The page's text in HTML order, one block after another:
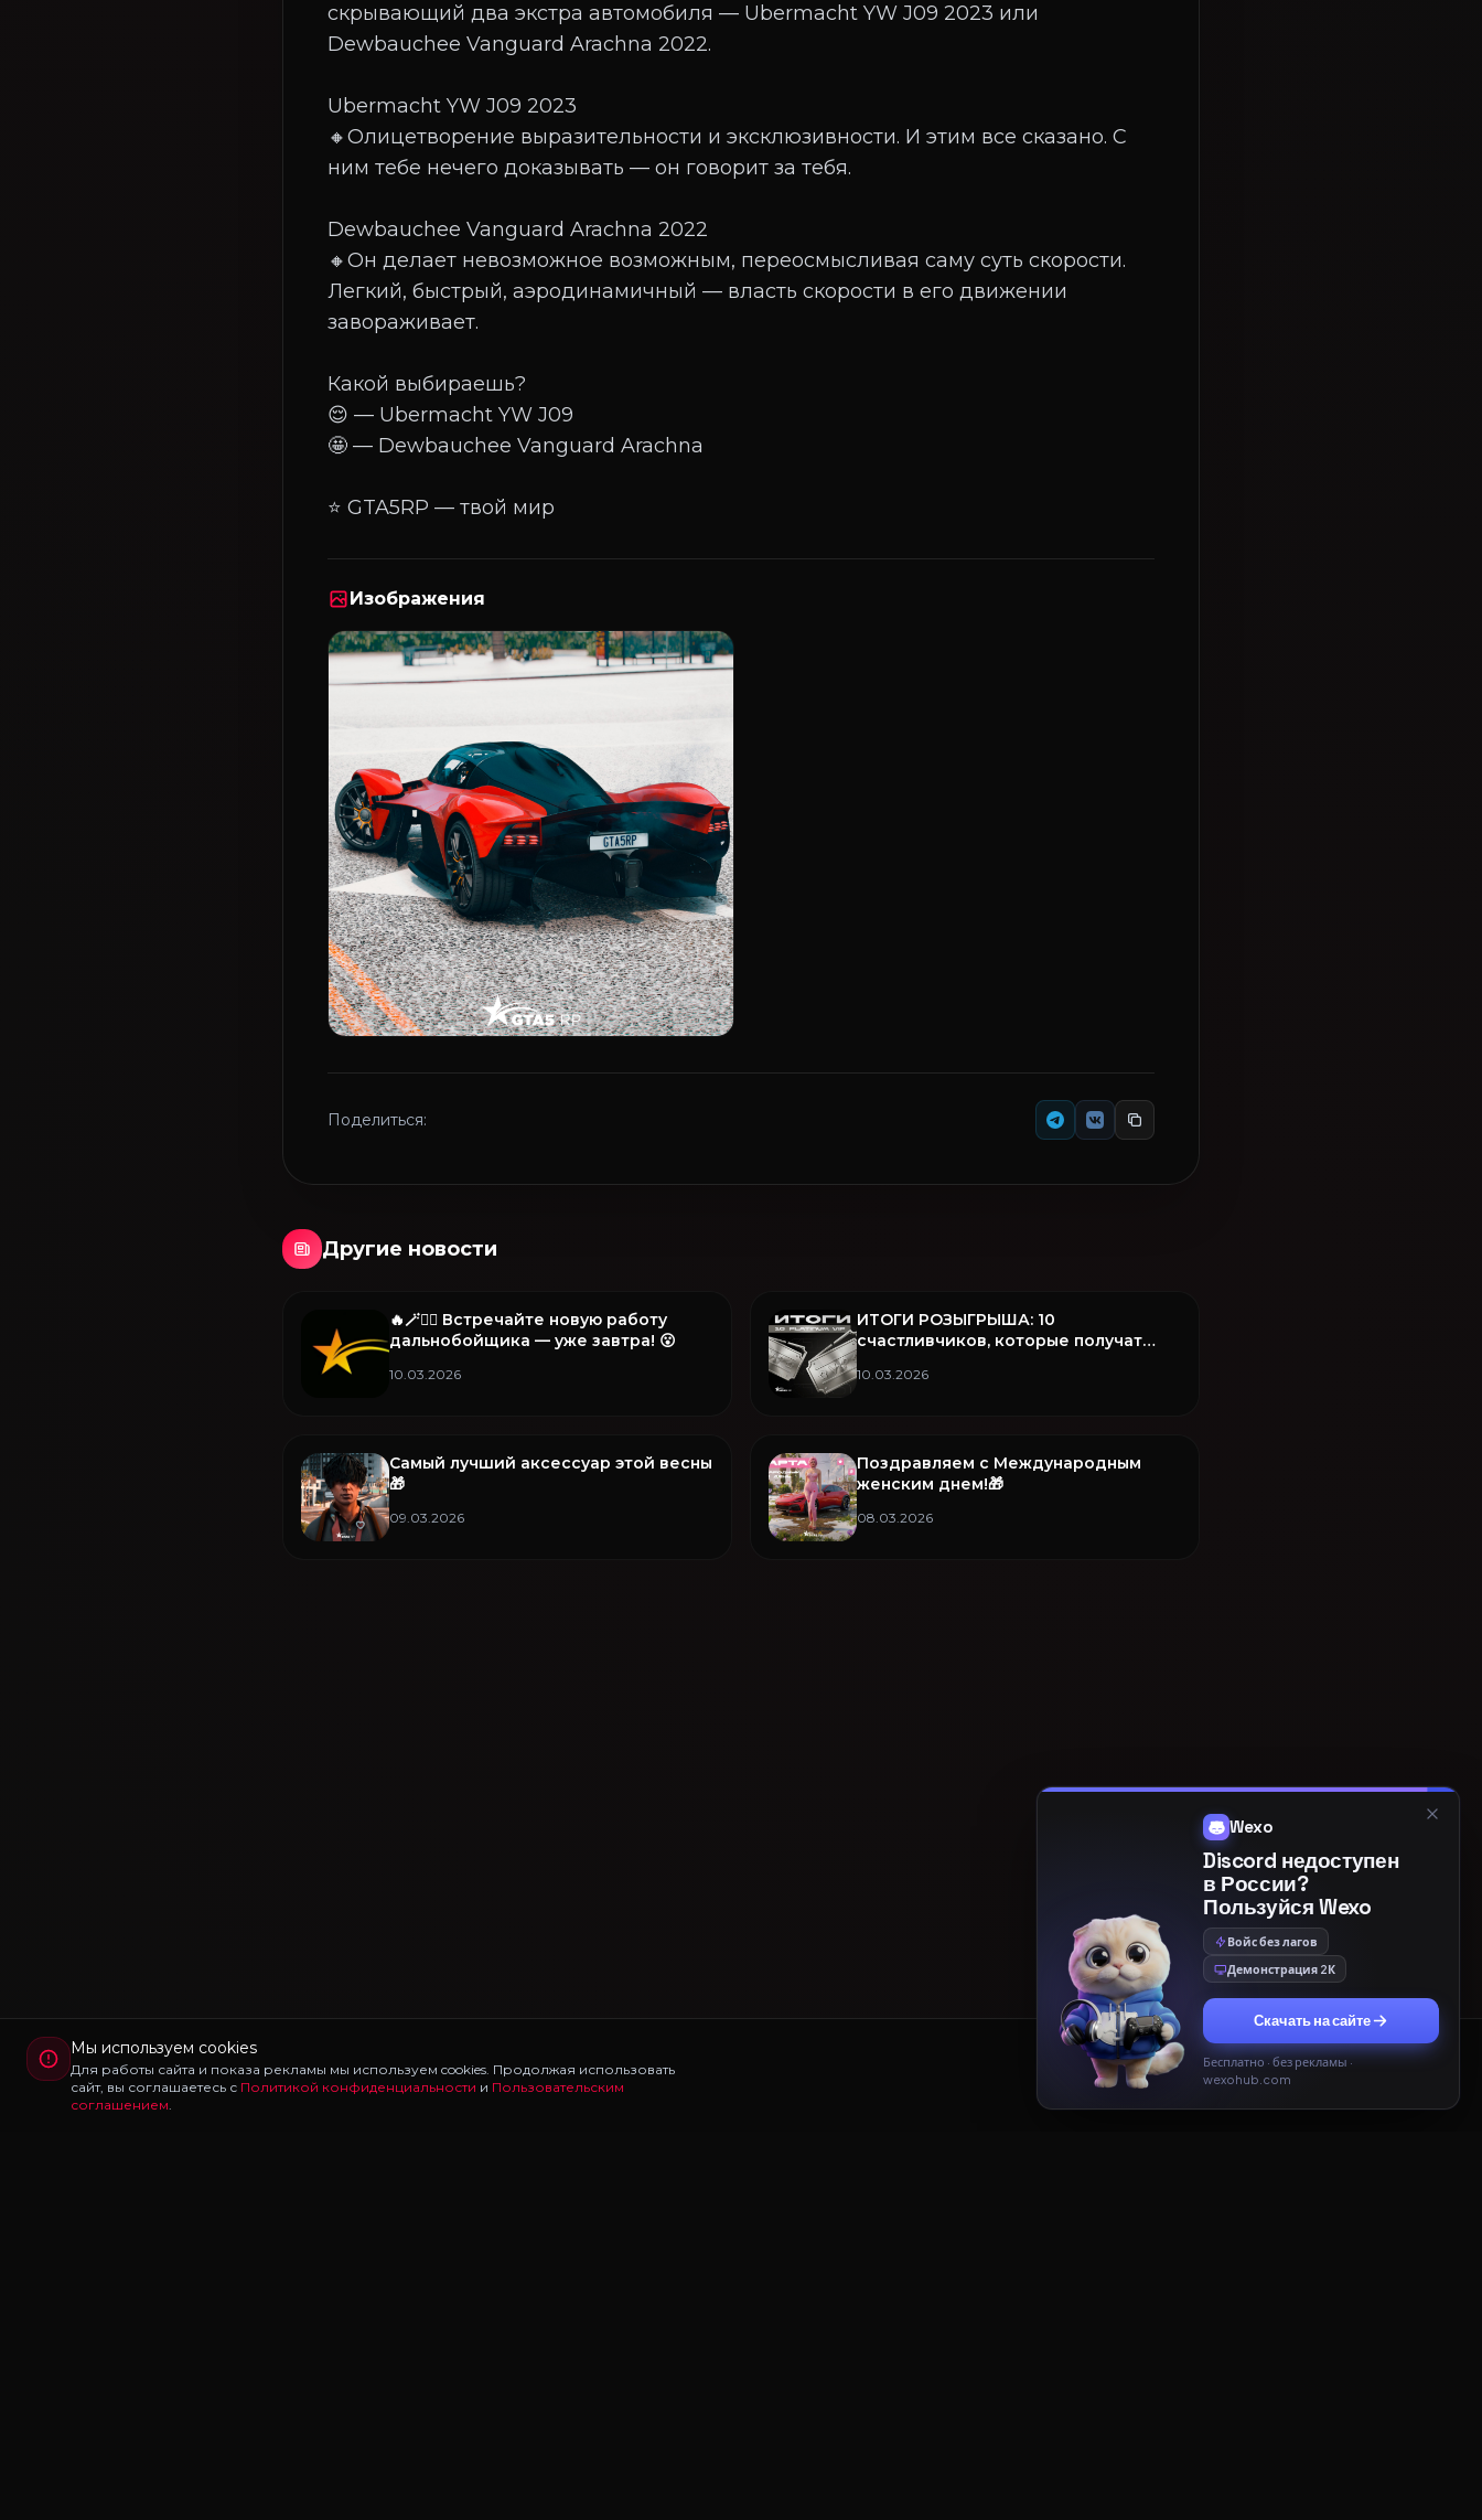
скрывающий два экстра автомобиля — Ubermacht YW J09 2023 или
Dewbauchee Vanguard Arachna 2022.
Ubermacht YW J09 2023
🔸Олицетворение выразительности и эксклюзивности. И этим все сказано. С
ним тебе нечего доказывать — он говорит за тебя.
Dewbauchee Vanguard Arachna 2022
🔸Он делает невозможное возможным, переосмысливая саму суть скорости.
Легкий, быстрый, аэродинамичный — власть скорости в его движении
завораживает.
Какой выбираешь?
😌 — Ubermacht YW J09
🤩 — Dewbauchee Vanguard Arachna
Изображения
Поделиться:
Другие новости
🔥🪄🧚‍♂️ Встречайте новую работу
дальнобойщика — уже завтра! 😮
10.03.2026
ИТОГИ РОЗЫГРЫША: 10
счастливчиков, которые получат
10.03.2026
Самый лучший аксессуар этой весны
🎁
09.03.2026
Поздравляем с Международным
женским днем!🎁
08.03.2026
Мы используем cookies
Для работы сайта и показа рекламы мы используем cookies. Продолжая использовать
сайт, вы соглашаетесь с Политикой конфиденциальности и Пользовательским
соглашением.
Принять Только необходимые
Генерация по
описанию
Текст → картинка на
передовых AI-моделях.
Создать
ОЗВУЧКА
Текст живым голосом
Живые голоса, много
Озвучить
Все инструменты —creator-ai.ru